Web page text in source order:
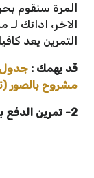
المرة سنقوم
التمرين يعد
قد يهمك : جدول
مشروح بالصور
2- تمرين الدفع بالدامبل مستوي – DB Flat Chest Press